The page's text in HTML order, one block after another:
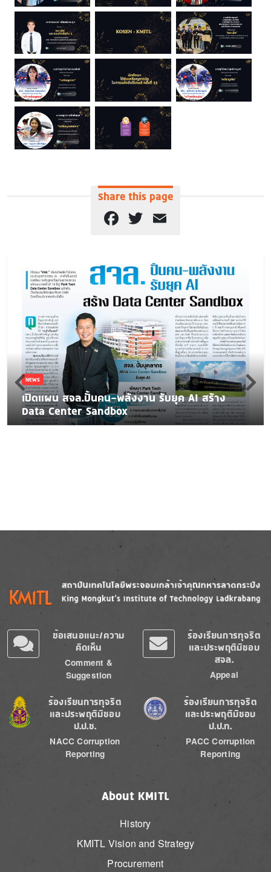
Share this page
Facebook
Twitter
NEWS
เปิดแผน สจล.ปั้นคน-พลังงาน รับยุค AI สร้าง
Data Center Sandbox
Image
ข้อเสนอแนะ/ความ
คิดเห็น
Comment &
Suggestion
ร้องเรียนการทุจริต
และประพฤติมิชอบ
สจล.
Appeal
Image
ร้องเรียนการทุจริต
และประพฤติมิชอบ
ป.ป.ช.
NACC Corruption
Reporting
Image
ร้องเรียนการทุจริต
และประพฤติมิชอบ
ป.ป.ท.
PACC Corruption
Reporting
About KMITL
History
KMITL Vision and Strategy
Procurement